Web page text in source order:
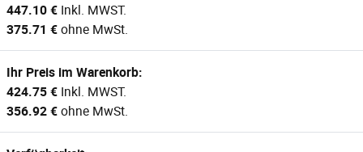
447.10 € Inkl. MWST.
375.71 €ohne MwSt.
Ihr Preis im Warenkorb:
424.75 € Inkl. MWST.
356.92 €ohne MwSt.